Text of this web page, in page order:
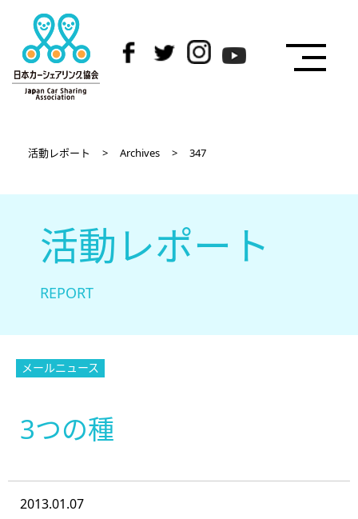
活動レポート > Archives > 347
活動レポート
REPORT
メールニュース
3つの種
2013.01.07